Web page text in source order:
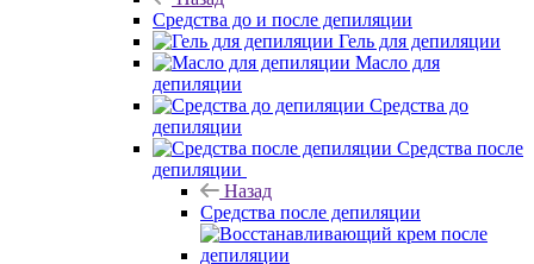
Средства до и после депиляции
Гель для депиляции
Масло для
депиляции
Средства до
депиляции
Средства после
депиляции
Назад
Средства после депиляции